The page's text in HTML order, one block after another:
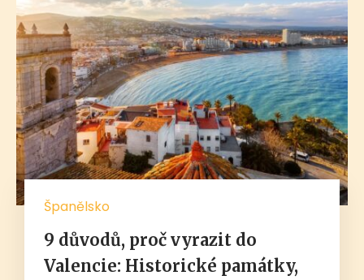
Španělsko
9 důvodů, proč vyrazit do
Valencie: Historické památky,